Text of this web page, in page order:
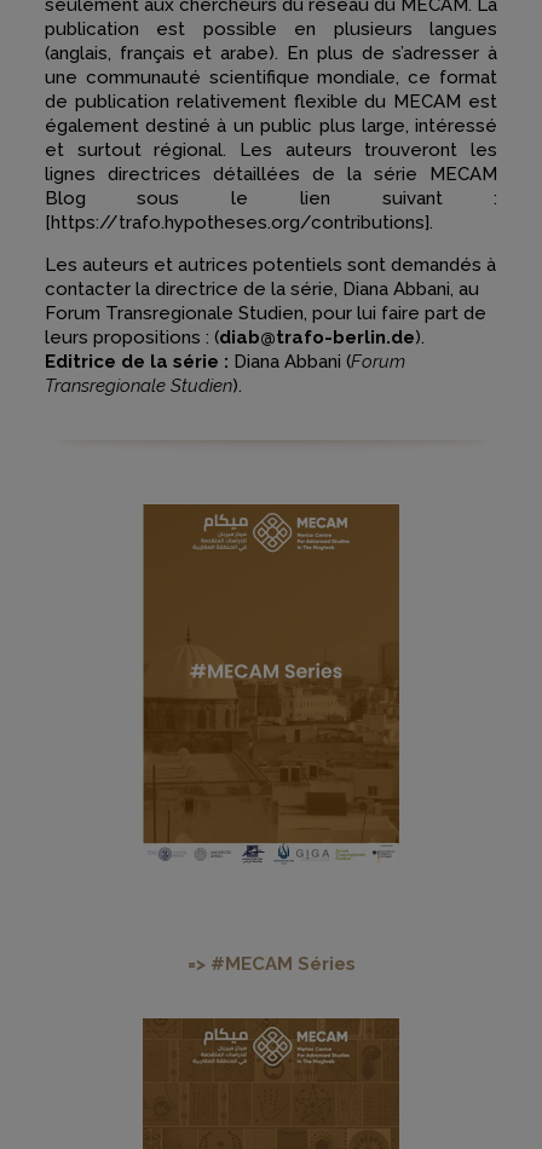
seulement aux chercheurs du réseau du MECAM. La
publication est possible en plusieurs langues
(anglais, français et arabe). En plus de s’adresser à
une communauté scientifique mondiale, ce format
de publication relativement flexible du MECAM est
également destiné à un public plus large, intéressé
et surtout régional. Les auteurs trouveront les
lignes directrices détaillées de la série MECAM
Blog sous le lien suivant :
[https://trafo.hypotheses.org/contributions].
Les auteurs et autrices potentiels sont demandés à
contacter la directrice de la série, Diana Abbani, au
Forum Transregionale Studien, pour lui faire part de
leurs propositions : (diab@trafo-berlin.de).
Editrice de la série : Diana Abbani (Forum
Transregionale Studien).
=> #MECAM Séries